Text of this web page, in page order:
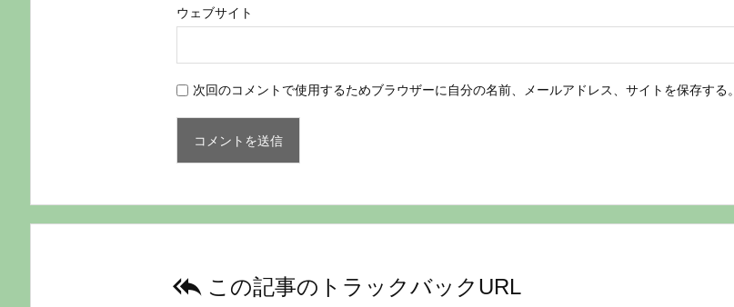
ウェブサイト
次回のコメントで使用するためブラウザーに自分の名前、メールアドレス、サイトを保存する。
 この記事のトラックバックURL